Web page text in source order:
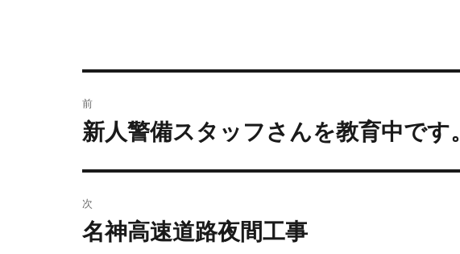
前
新人警備スタッフさんを教育中です。
次
名神高速道路夜間工事